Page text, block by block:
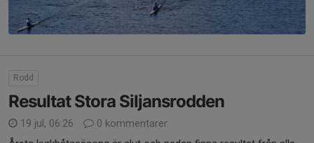
Rodd
Resultat Stora Siljansrodden
19 jul, 06:26
0 kommentarer